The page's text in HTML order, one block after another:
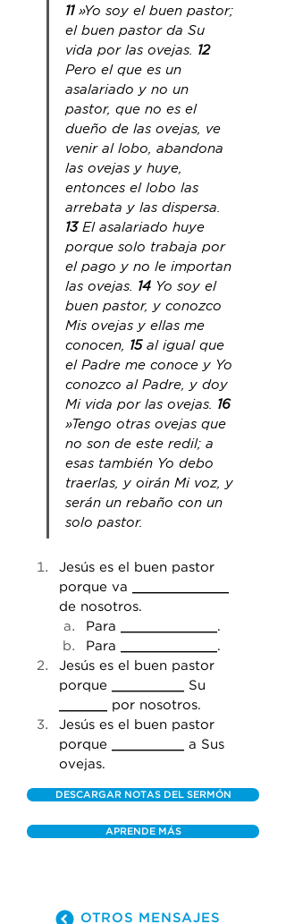
11 »Yo soy el buen pastor;
el buen pastor da Su
vida por las ovejas. 12
Pero el que es un
asalariado y no un
pastor, que no es el
dueño de las ovejas, ve
venir al lobo, abandona
las ovejas y huye,
entonces el lobo las
arrebata y las dispersa.
13 El asalariado huye
porque solo trabaja por
el pago y no le importan
las ovejas. 14 Yo soy el
buen pastor, y conozco
Mis ovejas y ellas me
conocen, 15 al igual que
el Padre me conoce y Yo
conozco al Padre, y doy
Mi vida por las ovejas. 16
»Tengo otras ovejas que
no son de este redil; a
esas también Yo debo
traerlas, y oirán Mi voz, y
serán un rebaño con un
solo pastor.
Jesús es el buen pastor
porque va
de nosotros.
Para
.
Para
.
Jesús es el buen pastor
porque
Su
por nosotros.
Jesús es el buen pastor
porque
a Sus
ovejas.
DESCARGAR NOTAS DEL SERMÓN
APRENDE MÁS
OTROS MENSAJES